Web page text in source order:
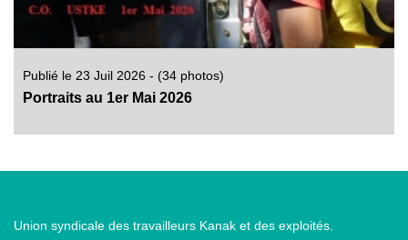
Publié le 23 Juil 2026 - (34 photos)
Portraits au 1er Mai 2026
Union syndicale des travailleurs Kanak et des exploités.